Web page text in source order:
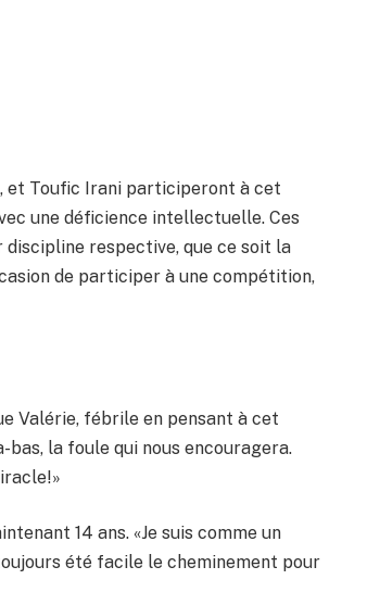
et Toufic Irani participeront à cet
une déficience intellectuelle. Ces
respective, que ce soit la
de participer à une compétition,
Valérie, fébrile en pensant à cet
bas, la foule qui nous encouragera.
14 ans. «Je suis comme un
toujours été facile le cheminement pour